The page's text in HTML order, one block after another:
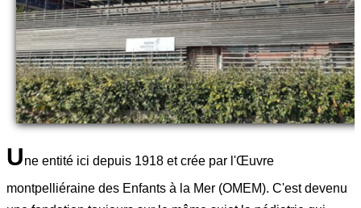
Une entité ici depuis 1918 et crée par l'Œuvre
montpelliéraine des Enfants à la Mer (OMEM). C'est devenu